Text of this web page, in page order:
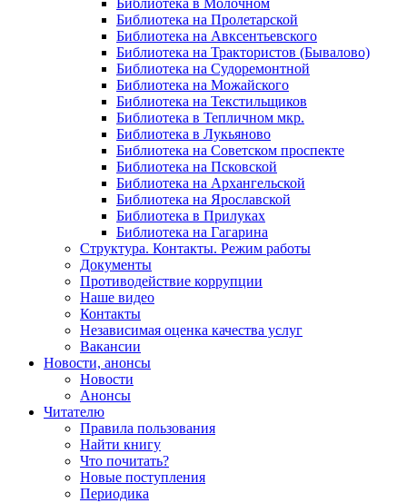
Библиотека на Пролетарской
Библиотека на Авксентьевского
Библиотека на Трактористов (Бывалово)
Библиотека на Судоремонтной
Библиотека на Можайского
Библиотека на Текстильщиков
Библиотека в Тепличном мкр.
Библиотека в Лукьяново
Библиотека на Советском проспекте
Библиотека на Псковской
Библиотека на Архангельской
Библиотека на Ярославской
Библиотека в Прилуках
Библиотека на Гагарина
Структура. Контакты. Режим работы
Документы
Противодействие коррупции
Наше видео
Контакты
Независимая оценка качества услуг
Вакансии
Новости, анонсы
Новости
Анонсы
Читателю
Правила пользования
Найти книгу
Что почитать?
Новые поступления
Периодика